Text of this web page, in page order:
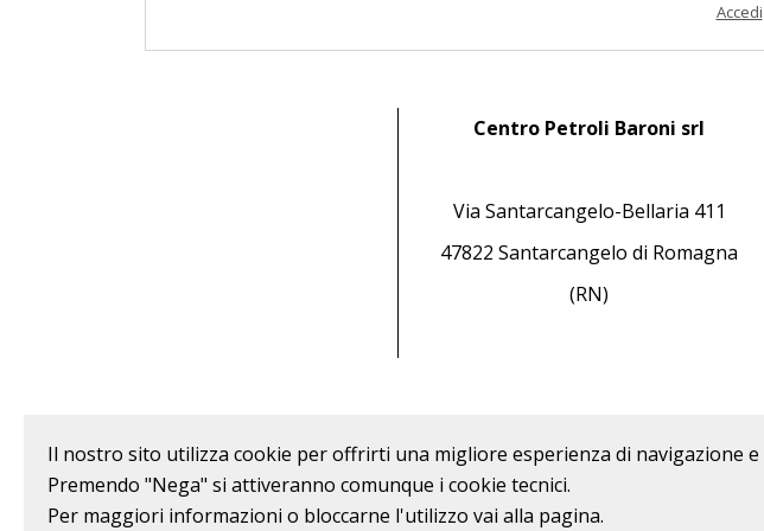
Accedi
Centro Petroli Baroni srl
Via Santarcangelo-Bellaria 411
47822 Santarcangelo di Romagna
(RN)
Il nostro sito utilizza cookie per offrirti una migliore esperienza di navigazione
Premendo "Nega" si attiveranno comunque i cookie tecnici.
Per maggiori informazioni o bloccarne l'utilizzo vai alla pagina.